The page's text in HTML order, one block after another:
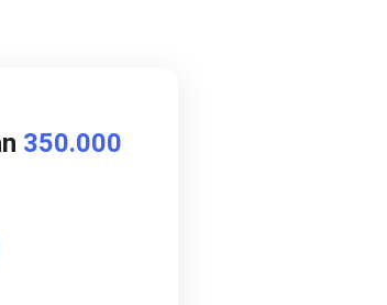
350.000